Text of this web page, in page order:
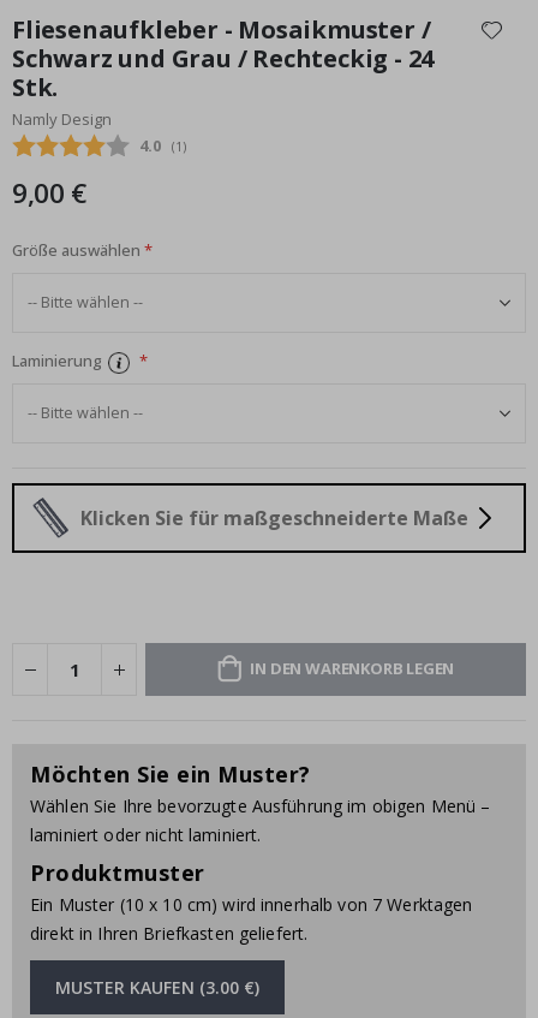
Anfang
der
Bildgalerie
springen
Fliesenaufkleber - Mosaikmuster /
Schwarz und Grau / Rechteckig - 24
Stk.
Namly Design
Durchschnittliche Bewertung:
4.0 (abgegebene bewertungen:
1 )
9,00 €
Größe auswählen
Laminierung
Klicken Sie für maßgeschneiderte Maße
IN DEN WARENKORB LEGEN
Möchten Sie ein Muster?
Wählen Sie Ihre bevorzugte Ausführung im obigen Menü –
laminiert oder nicht laminiert.
Produktmuster
Ein Muster (10 x 10 cm) wird innerhalb von 7 Werktagen
direkt in Ihren Briefkasten geliefert.
MUSTER KAUFEN (3.00 €)